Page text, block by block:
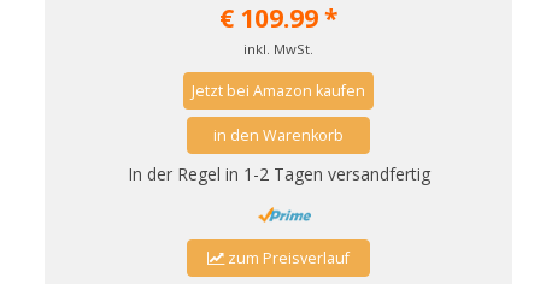
€ 109.99*
inkl. MwSt.
Jetzt bei Amazon kaufen
in den Warenkorb
In der Regel in 1-2 Tagen versandfertig
zum Preisverlauf